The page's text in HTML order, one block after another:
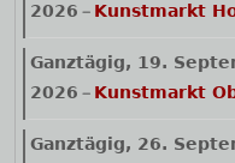
2026 – Kunstmarkt
Ganztägig, 19.
2026 – Kunstmarkt
Ganztägig, 26.